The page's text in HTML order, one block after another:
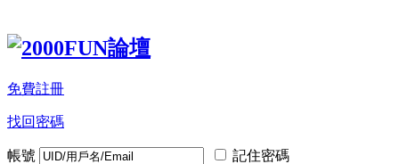
免費註冊
找回密碼
帳號 記住密碼